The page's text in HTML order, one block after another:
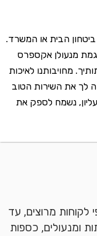
הבית או המשרד.
אקספרס
לאיכות
השירות הטוב
נשמח לספק את
מרוצים, עד
כספות